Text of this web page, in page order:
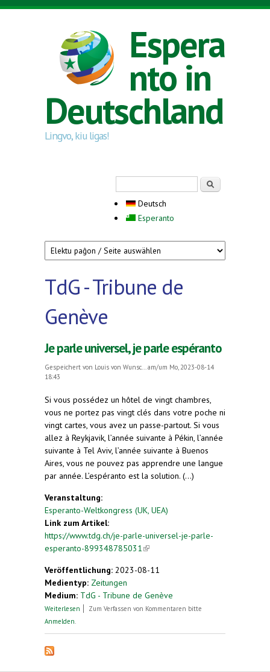
Direkt zum Inhalt
Espera
nto in
Deutschland
Lingvo, kiu ligas!
Deutsch
Esperanto
TdG - Tribune de
Genève
Je parle universel, je parle espéranto
Gespeichert von Louis von Wunsc...
am/um Mo, 2023-08-14
18:43
Si vous possédez un hôtel de vingt chambres,
vous ne portez pas vingt clés dans votre poche ni
vingt cartes, vous avez un passe-partout. Si vous
allez à Reykjavik, l’année suivante à Pékin, l’année
suivante à Tel Aviv, l’année suivante à Buenos
Aires, vous ne pouvez pas apprendre une langue
par année. L’espéranto est la solution. (...)
Veranstaltung:
Esperanto-Weltkongress (UK, UEA)
Link zum Artikel:
https://www.tdg.ch/je-parle-universel-je-parle-
esperanto-899348785031 (link is external)
Veröffentlichung: 2023-08-11
Medientyp: Zeitungen
Medium: TdG - Tribune de Genève
Weiterlesen über Je parle universel, je parle espéranto
Zum Verfassen von Kommentaren bitte
Anmelden